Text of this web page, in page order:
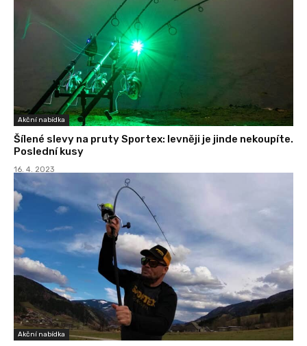
Akční nabídka
Šílené slevy na pruty Sportex: levněji je jinde nekoupíte.
Poslední kusy
16. 4. 2023
Akční nabídka